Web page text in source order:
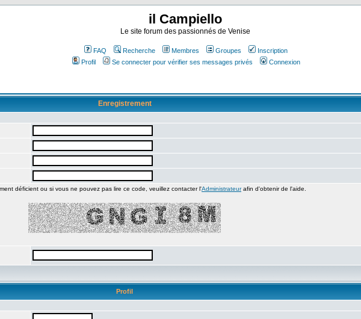
il Campiello
Le site forum des passionnés de Venise
FAQ Recherche Membres Groupes
Inscription
Profil
Se connecter pour vérifier ses messages privés Connexion
Enregistrement
déficient ou si vous ne pouvez pas lire ce code, veuillez contacter l'Administrateurafin d'obtenir de l'aide.
Profil